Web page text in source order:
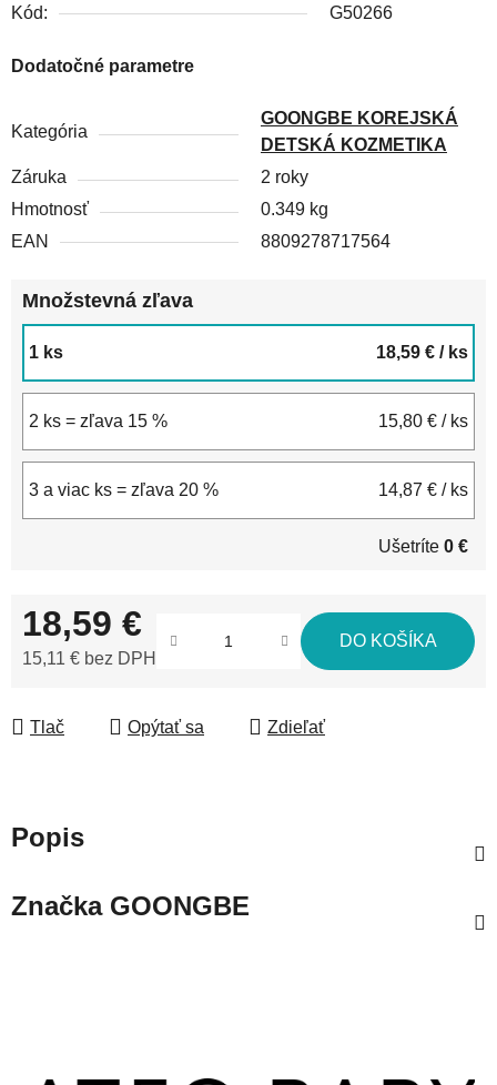
Kód:
G50266
Dodatočné parametre
Kategória
GOONGBE KOREJSKÁ
DETSKÁ KOZMETIKA
Záruka
2 roky
Hmotnosť
0.349 kg
EAN
8809278717564
Množstevná zľava
1 ks 18,59 € / ks
2 ks = zľava 15 % 15,80 € / ks
3 a viac ks = zľava 20 % 14,87 € / ks
Ušetríte 0 €
18,59 €
15,11 € bez DPH
DO KOŠÍKA
Tlač Opýtať sa Zdieľať
Popis
ZnačkaGOONGBE